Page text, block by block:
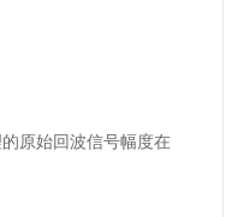
原始回波信号幅度在